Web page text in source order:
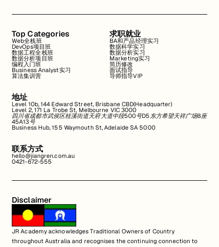
Top Categories
Web全栈班
DevOps项目班
数据工程全栈班
数据分析项目班
编程入门班
Business Analyst实习
算法集训营
求职就业
BA和产品经理实习
数据科学实习
数据分析实习
Marketing实习
简历修改
面试指导
导师指导VIP
地址
Level 10b, 144 Edward Street, Brisbane CBD(Headquarter)
Level 2, 171 La Trobe St, Melbourne VIC 3000
四川省成都市武侯区桂溪街道天府大道中段500号D5东方希望天祥广场B座
45A13号
Business Hub, 155 Waymouth St, Adelaide SA 5000
联系方式
hello@jiangren.com.au
0421-672-555
Disclaimer
JR Academy acknowledges Traditional Owners of Country
throughout Australia and recognises the continuing connection to